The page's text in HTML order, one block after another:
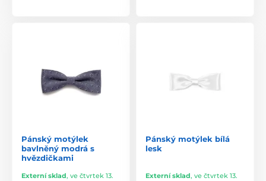
Pánský motýlek
bavlněný modrá s
hvězdičkami
Externí sklad, ve čtvrtek 13.
Pánský motýlek bílá
lesk
Externí sklad, ve čtvrtek 13.